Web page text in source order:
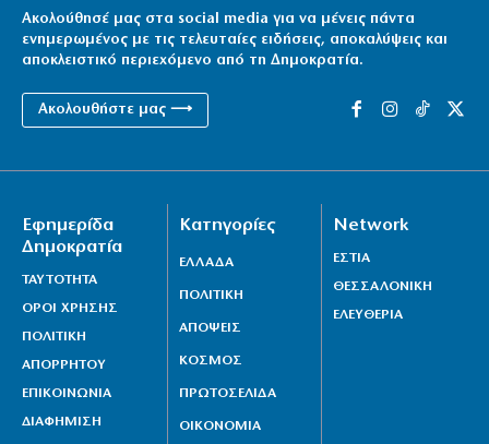
Ακολούθησέ μας στα social media για να μένεις πάντα
ενημερωμένος με τις τελευταίες ειδήσεις, αποκαλύψεις και
αποκλειστικό περιεχόμενο από τη Δημοκρατία.
Ακολουθήστε μας ⟶
Εφημερίδα
Δημοκρατία
ΤΑΥΤΟΤΗΤΑ
ΟΡΟΙ ΧΡΗΣΗΣ
ΠΟΛΙΤΙΚΗ
ΑΠΟΡΡΗΤΟΥ
ΕΠΙΚΟΙΝΩΝΙΑ
ΔΙΑΦΗΜΙΣΗ
Κατηγορίες
ΕΛΛΑΔΑ
ΠΟΛΙΤΙΚΗ
ΑΠΟΨΕΙΣ
ΚΟΣΜΟΣ
ΠΡΩΤΟΣΕΛΙΔΑ
ΟΙΚΟΝΟΜΙΑ
Network
ΕΣΤΙΑ
ΘΕΣΣΑΛΟΝΙΚΗ
ΕΛΕΥΘΕΡΙΑ